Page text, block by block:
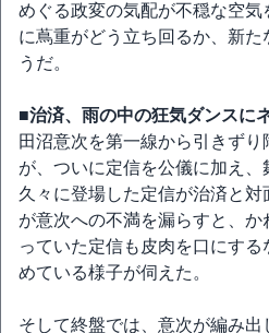
めぐる政変の気配が不穏な空
に蔦重がどう立ち回るか、新
うだ。
■治済、雨の中の狂気ダンスに
田沼意次を第一線から引きず
が、ついに定信を公儀に加え、
久々に登場した定信が治済と
が意次への不満を漏らすと、
っていた定信も皮肉を口にす
めている様子が伺えた。
そして終盤では、意次が編み